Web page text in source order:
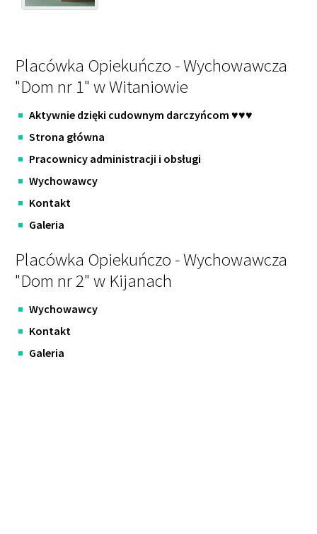
Placówka Opiekuńczo - Wychowawcza
"Dom nr 1" w Witaniowie
Aktywnie dzięki cudownym darczyńcom ♥️♥️♥️
Strona główna
Pracownicy administracji i obsługi
Wychowawcy
Kontakt
Galeria
Placówka Opiekuńczo - Wychowawcza
"Dom nr 2" w Kijanach
Wychowawcy
Kontakt
Galeria